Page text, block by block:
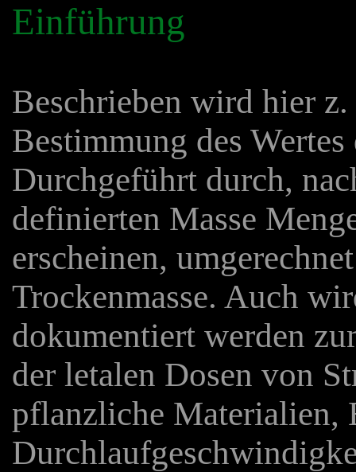
Einführung
Beschrieben wird hier
Bestimmung des
Durchgeführt durch,
definierten Masse
erscheinen,
Trockenmasse. Auch
dokumentiert werden
der letalen Dosen von
pflanzliche Materialien,